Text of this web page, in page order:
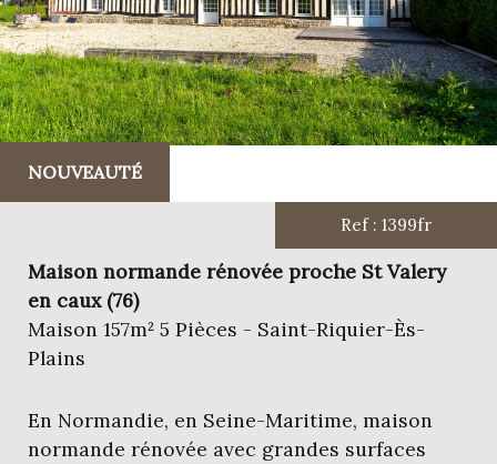
NOUVEAUTÉ
Ref : 1399fr
Maison normande rénovée proche St Valery
en caux (76)
Maison 157m² 5 Pièces - Saint-Riquier-Ès-
Plains
En Normandie, en Seine-Maritime, maison
normande rénovée avec grandes surfaces